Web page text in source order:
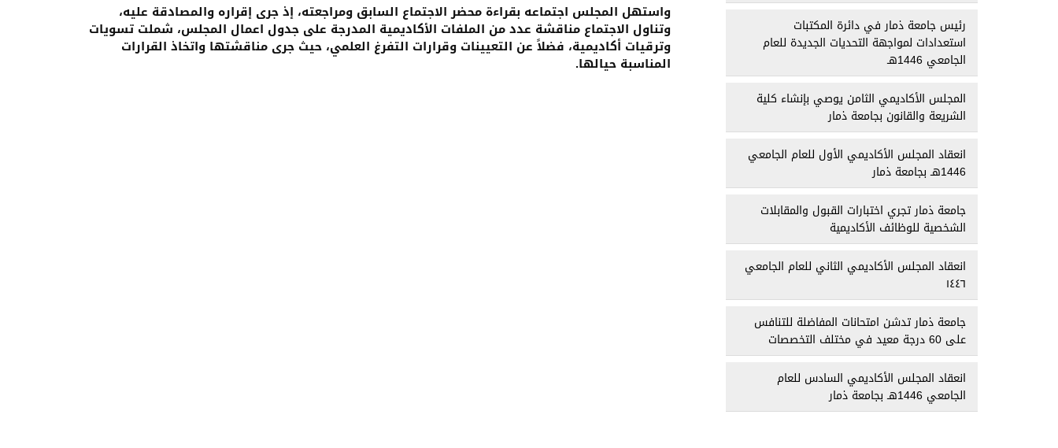
واستهل المجلس اجتماعه بقراءة محضر الاجتماع السابق ومراجعته، إذ جرى إقراره والمصادقة عليه،
وتناول الاجتماع مناقشة عدد من الملفات الأكاديمية المدرجة على جدول اعمال المجلس، شملت تسويات
وترقيات أكاديمية، فضلاً عن التعيينات وقرارات التفرغ العلمي، حيث جرى مناقشتها واتخاذ القرارات
المناسبة حيالها.
رئيس جامعة ذمار في دائرة المكتبات
استعدادات لمواجهة التحديات الجديدة للعام
الجامعي 1446هـ
المجلس الأكاديمي الثامن يوصي بإنشاء كلية
الشريعة والقانون بجامعة ذمار
انعقاد المجلس الأكاديمي الأول للعام الجامعي
1446هـ بجامعة ذمار
جامعة ذمار تجري اختبارات القبول والمقابلات
الشخصية للوظائف الأكاديمية
انعقاد المجلس الأكاديمي الثاني للعام الجامعي
١٤٤٦
جامعة ذمار تدشن امتحانات المفاضلة للتنافس
على 60 درجة معيد في مختلف التخصصات
انعقاد المجلس الأكاديمي السادس للعام
الجامعي 1446هـ بجامعة ذمار